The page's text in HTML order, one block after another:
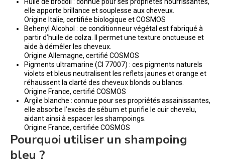
Huile de brocoli : connue pour ses propriétés nourrissantes,
elle apporte brillance et souplesse aux cheveux.
Origine Italie, certifiée biologique et COSMOS
Behenyl Alcohol : ce conditionneur végétal est fabriqué à
partir d’huile de colza. Il permet une texture onctueuse et
aide à démêler les cheveux.
Origine Allemagne, certifié COSMOS
Pigments ultramarine (CI 77007) : ces pigments naturels
violets et bleus neutralisent les reflets jaunes et orange et
réhaussent la clarté des cheveux blonds ou blancs.
Origine France, certifié COSMOS
Argile blanche : connue pour ses propriétés assainissantes,
elle absorbe l’excès de sébum et purifie le cuir chevelu,
aidant ainsi à espacer les shampoings.
Origine France, certifiée COSMOS
Pourquoi utiliser un shampoing
bleu ?